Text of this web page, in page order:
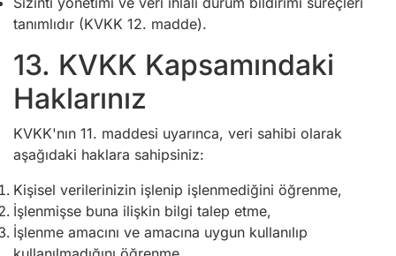
tanımlıdır (KVKK 12. madde).
13. KVKK Kapsamındaki
Haklarınız
KVKK'nın 11. maddesi uyarınca, veri sahibi olarak
aşağıdaki haklara sahipsiniz:
Kişisel verilerinizin işlenip işlenmediğini öğrenme,
İşlenmişse buna ilişkin bilgi talep etme,
İşlenme amacını ve amacına uygun kullanılıp